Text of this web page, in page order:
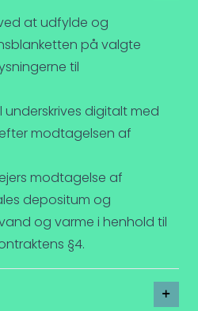
ved at udfylde og
på valgte
til
underskrives digitalt med
modtagelsen af
modtagelse af
depositum og
og varme i henhold til
§4.